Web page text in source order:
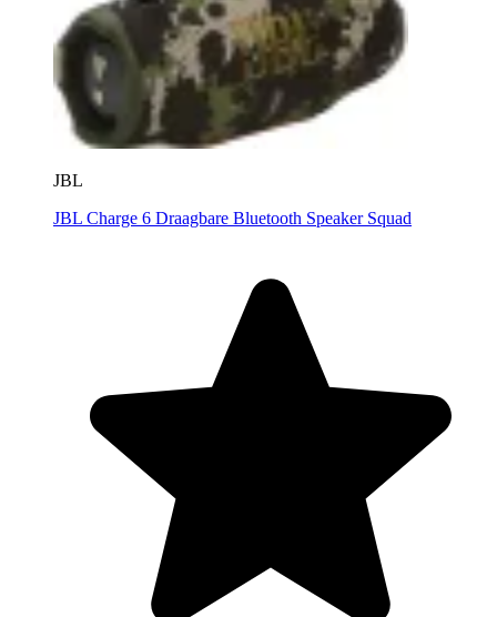
JBL
JBL Charge 6 Draagbare Bluetooth Speaker Squad